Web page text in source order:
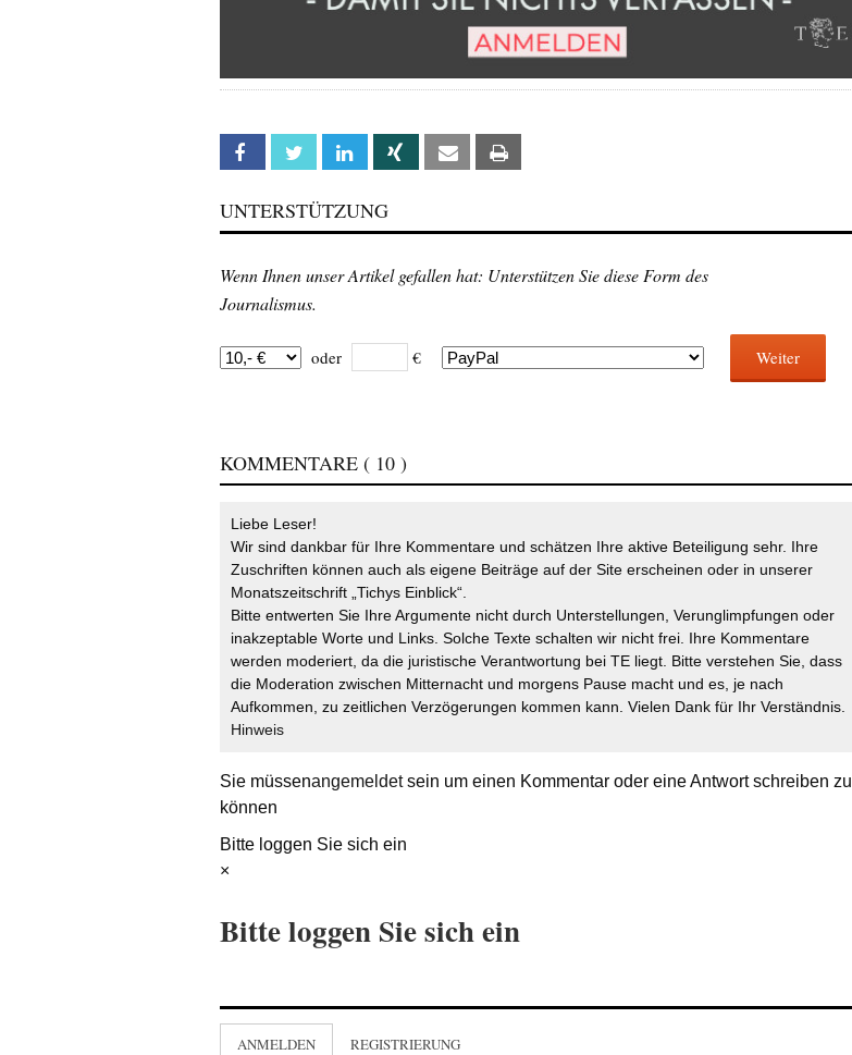
Facebook Twitter Linkedin Xing Email
UNTERSTÜTZUNG
Wenn Ihnen unser Artikel gefallen hat: Unterstützen Sie diese Form des
Journalismus.
oder € Weiter
KOMMENTARE ( 10 )
Liebe Leser!
Wir sind dankbar für Ihre Kommentare und schätzen Ihre aktive Beteiligung sehr. Ihre
Zuschriften können auch als eigene Beiträge auf der Site erscheinen oder in unserer
Monatszeitschrift „Tichys Einblick“.
Bitte entwerten Sie Ihre Argumente nicht durch Unterstellungen, Verunglimpfungen oder
inakzeptable Worte und Links. Solche Texte schalten wir nicht frei. Ihre Kommentare
werden moderiert, da die juristische Verantwortung bei TE liegt. Bitte verstehen Sie, dass
die Moderation zwischen Mitternacht und morgens Pause macht und es, je nach
Aufkommen, zu zeitlichen Verzögerungen kommen kann. Vielen Dank für Ihr Verständnis.
Hinweis
Sie müssenangemeldetsein um einen Kommentar oder eine Antwort schreiben zu
können
Bitte loggen Sie sich ein
×
Bitte loggen Sie sich ein
ANMELDEN REGISTRIERUNG